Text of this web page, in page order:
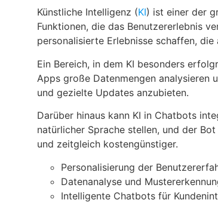
Künstliche Intelligenz (KI) ist einer der
Funktionen, die das Benutzererlebnis
personalisierte Erlebnisse schaffen,
Ein Bereich, in dem KI besonders
Apps große Datenmengen analysieren
und gezielte Updates anzubieten.
Darüber hinaus kann KI in Chatbots
natürlicher Sprache stellen, und der
und zeitgleich kostengünstiger.
Personalisierung der
Datenanalyse und
Intelligente Chatbots für